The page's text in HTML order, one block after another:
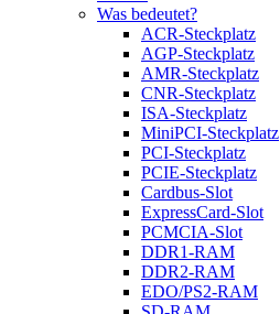
Was bedeutet?
ACR-Steckplatz
AGP-Steckplatz
AMR-Steckplatz
CNR-Steckplatz
ISA-Steckplatz
MiniPCI-Steckplatz
PCI-Steckplatz
PCIE-Steckplatz
Cardbus-Slot
ExpressCard-Slot
PCMCIA-Slot
DDR1-RAM
DDR2-RAM
EDO/PS2-RAM